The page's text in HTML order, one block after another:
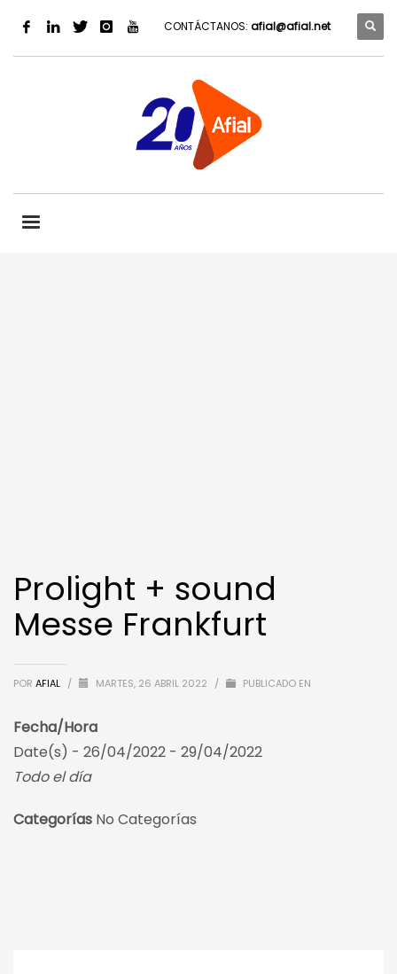
CONTÁCTANOS: afial@afial.net
Prolight + sound
Messe Frankfurt
POR AFIAL / MARTES, 26 ABRIL 2022 / PUBLICADO EN
Fecha/Hora
Date(s) - 26/04/2022 - 29/04/2022
Todo el día
Categorías No Categorías